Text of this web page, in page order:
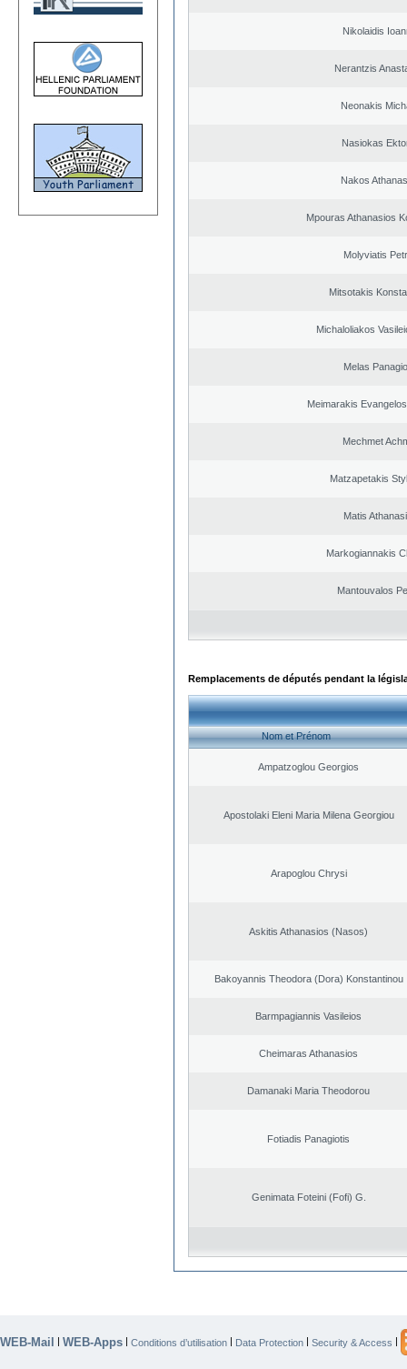
Nikolaidis
Nerantzis
Neonakis
Nasiokas
Nakos
Mpouras Athanasios
Molyviatis
Mitsotakis
Michaloliakos
Melas
Meimarakis
Mechmet
Matzapetakis
Matis
Markogiannakis
Mantouvalos
Remplacements de députés pendant la
Nom et Prénom
Ampatzoglou Georgios
Apostolaki Eleni Maria Milena Georgiou
Arapoglou Chrysi
Askitis Athanasios (Nasos)
Bakoyannis Theodora (Dora) Konstantinou
Barmpagiannis Vasileios
Cheimaras Athanasios
Damanaki Maria Theodorou
Fotiadis Panagiotis
Genimata Foteini (Fofi) G.
WEB-Mail | WEB-Apps | Conditions d’utilisation | Data Protection | Security & Access |